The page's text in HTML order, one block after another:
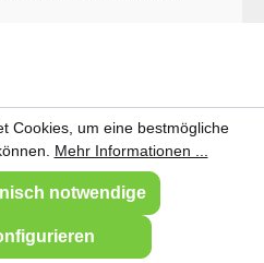
Cookies, um eine bestmögliche
Mehr Informationen ...
notwendige